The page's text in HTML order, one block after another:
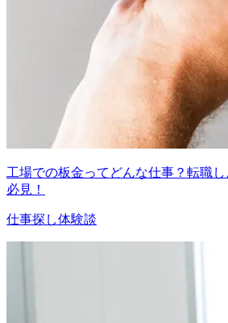
工場での板金ってどんな仕事？転職
必見！
仕事探し体験談